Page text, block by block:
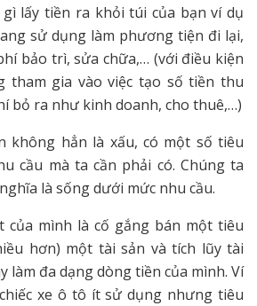
lấy tiền ra khỏi túi của bạn ví dụ
sử dụng làm phương tiện đi lại,
bảo trì, sửa chữa,… (với điều kiện
tham gia vào việc tạo số tiền thu
bỏ ra như kinh doanh, cho thuê,…)
không hẳn là xấu, có một số tiêu
cầu mà ta cần phải có. Chúng ta
là sống dưới mức nhu cầu.
của mình là cố gắng bán một tiêu
hơn) một tài sản và tích lũy tài
làm đa dạng dòng tiền của mình. Ví
xe ô tô ít sử dụng nhưng tiêu